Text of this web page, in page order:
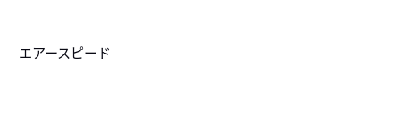
エアースピード